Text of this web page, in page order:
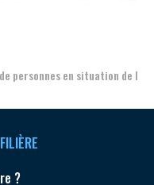
de handicap
?